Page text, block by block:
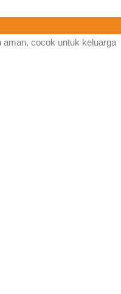
aman, cocok untuk keluarga